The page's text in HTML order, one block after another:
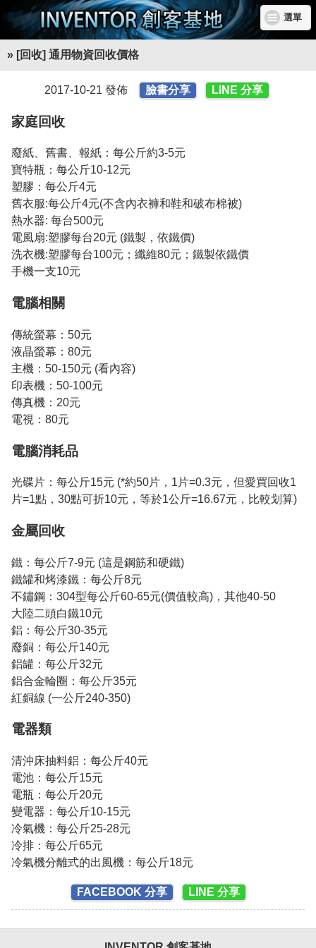
選單
» [回收] 通用物資回收價格
2017-10-21 發佈 臉書分享 LINE 分享
家庭回收
廢紙、舊書、報紙：每公斤約3-5元
寶特瓶：每公斤10-12元
塑膠：每公斤4元
舊衣服:每公斤4元(不含內衣褲和鞋和破布棉被)
熱水器: 每台500元
電風扇:塑膠每台20元 (鐵製，依鐵價)
洗衣機:塑膠每台100元；纖維80元；鐵製依鐵價
手機一支10元
電腦相關
傳統螢幕：50元
液晶螢幕：80元
主機：50-150元 (看內容)
印表機：50-100元
傳真機：20元
電視：80元
電腦消耗品
光碟片：每公斤15元 (*約50片，1片=0.3元，但愛買回收1
片=1點，30點可折10元，等於1公斤=16.67元，比較划算)
金屬回收
鐵：每公斤7-9元 (這是鋼筋和硬鐵)
鐵罐和烤漆鐵：每公斤8元
不鏽鋼：304型每公斤60-65元(價值較高)，其他40-50
大陸二頭白鐵10元
鋁：每公斤30-35元
廢銅：每公斤140元
鋁罐：每公斤32元
鋁合金輪圈：每公斤35元
紅銅線 (一公斤240-350)
電器類
清沖床抽料鋁：每公斤40元
電池：每公斤15元
電瓶：每公斤20元
變電器：每公斤10-15元
冷氣機：每公斤25-28元
冷排：每公斤65元
冷氣機分離式的出風機：每公斤18元
FACEBOOK 分享 LINE 分享